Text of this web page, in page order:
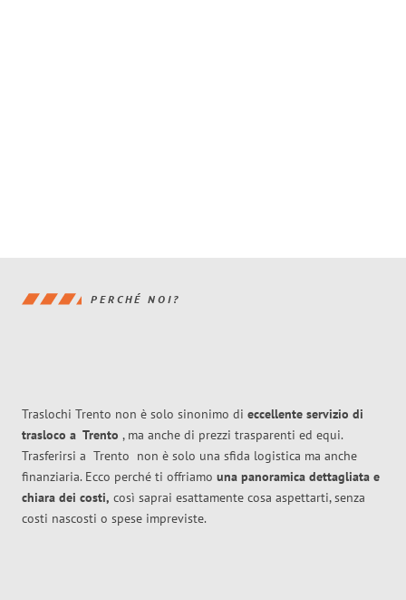
PERCHÉ NOI?
Traslochi Trento non è solo sinonimo di eccellente servizio di
trasloco a Trento , ma anche di prezzi trasparenti ed equi.
Trasferirsi a Trento non è solo una sfida logistica ma anche
finanziaria. Ecco perché ti offriamo una panoramica dettagliata e
chiara dei costi, così saprai esattamente cosa aspettarti, senza
costi nascosti o spese impreviste.